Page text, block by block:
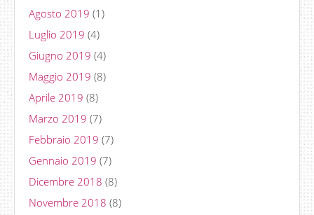
Agosto 2019 (1)
Luglio 2019 (4)
Giugno 2019 (4)
Maggio 2019 (8)
Aprile 2019 (8)
Marzo 2019 (7)
Febbraio 2019 (7)
Gennaio 2019 (7)
Dicembre 2018 (8)
Novembre 2018 (8)